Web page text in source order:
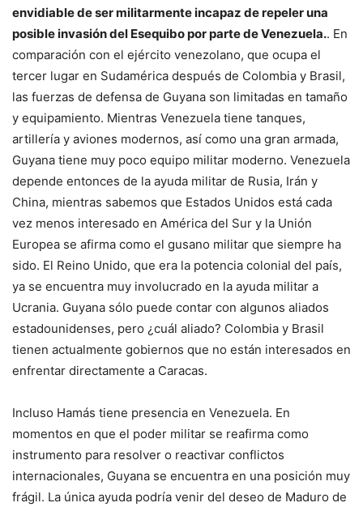
envidiable de ser militarmente incapaz de repeler una
posible invasión del Esequibo por parte de Venezuela.. En
comparación con el ejército venezolano, que ocupa el
tercer lugar en Sudamérica después de Colombia y Brasil,
las fuerzas de defensa de Guyana son limitadas en tamaño
y equipamiento. Mientras Venezuela tiene tanques,
artillería y aviones modernos, así como una gran armada,
Guyana tiene muy poco equipo militar moderno. Venezuela
depende entonces de la ayuda militar de Rusia, Irán y
China, mientras sabemos que Estados Unidos está cada
vez menos interesado en América del Sur y la Unión
Europea se afirma como el gusano militar que siempre ha
sido. El Reino Unido, que era la potencia colonial del país,
ya se encuentra muy involucrado en la ayuda militar a
Ucrania. Guyana sólo puede contar con algunos aliados
estadounidenses, pero ¿cuál aliado? Colombia y Brasil
tienen actualmente gobiernos que no están interesados ​​en
enfrentar directamente a Caracas.
Incluso Hamás tiene presencia en Venezuela. En
momentos en que el poder militar se reafirma como
instrumento para resolver o reactivar conflictos
internacionales, Guyana se encuentra en una posición muy
frágil. La única ayuda podría venir del deseo de Maduro de